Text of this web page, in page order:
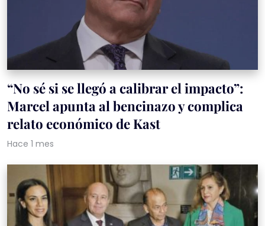
“No sé si se llegó a calibrar el impacto”:
Marcel apunta al bencinazo y complica
relato económico de Kast
Hace 1 mes